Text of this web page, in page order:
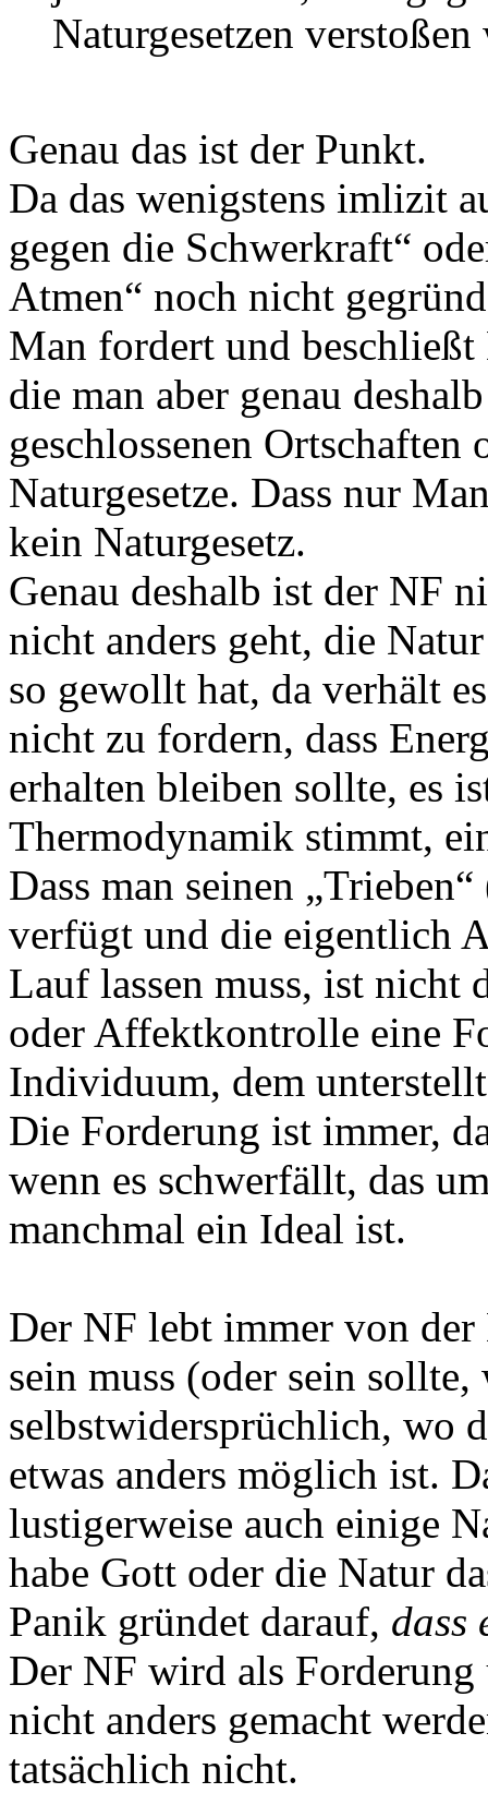
Naturgesetzen
Genau das ist der Punkt.
Da das wenigstens imlizit
gegen die Schwerkraft“
Atmen“ noch nicht
Man fordert und
die man aber genau
geschlossenen
Naturgesetze. Dass nur
kein Naturgesetz.
Genau deshalb ist der NF
nicht anders geht, die
so gewollt hat, da verhält
nicht zu fordern, dass
erhalten bleiben sollte, es
Thermodynamik stimmt,
Dass man seinen
verfügt und die eigentlich
Lauf lassen muss, ist nicht
oder Affektkontrolle eine
Individuum, dem
Die Forderung ist immer,
wenn es schwerfällt, das
manchmal ein Ideal ist.
Der NF lebt immer von der
sein muss (oder sein
selbstwidersprüchlich, wo
etwas anders möglich ist.
lustigerweise auch einige
habe Gott oder die Natur
Panik gründet darauf, dass
Der NF wird als
nicht anders gemacht
tatsächlich nicht.